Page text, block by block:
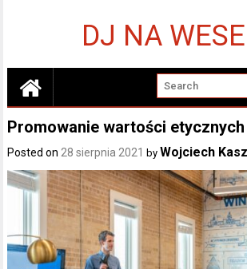
DJ NA
Promowanie wartości
Posted on 28 sierpnia 2021 by Wojciech